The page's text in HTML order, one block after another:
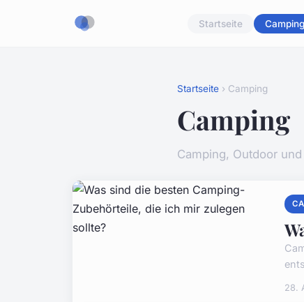
Startseite Camping
Startseite › Camping
Camping
Camping, Outdoor
28.